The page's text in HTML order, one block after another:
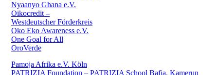
Nyaanyo Ghana e.V.
Oikocredit –
Westdeutscher Förderkreis
Oko Eko Awareness e.V.
One Goal for All
OroVerde
Pamoja Afrika e.V. Köln
PATRIZIA Foundation – PATRIZIA School Bafia, Kamerun